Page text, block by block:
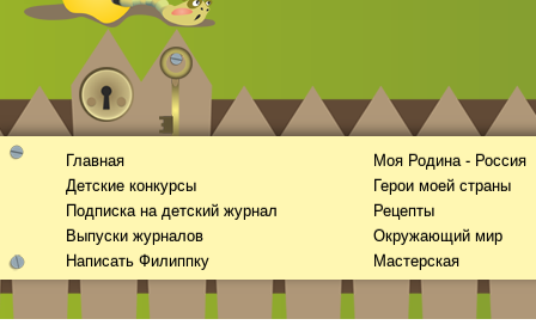
Главная
Детские конкурсы
Подписка на детский журнал
Выпуски журналов
Написать Филиппку
Моя Родина - Россия
Герои моей страны
Рецепты
Окружающий мир
Мастерская